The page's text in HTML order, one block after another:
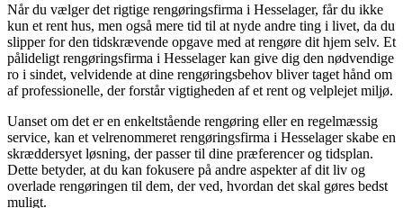
Når du vælger det rigtige rengøringsfirma i Hesselager, får du ikke
kun et rent hus, men også mere tid til at nyde andre ting i livet, da du
slipper for den tidskrævende opgave med at rengøre dit hjem selv. Et
pålideligt rengøringsfirma i Hesselager kan give dig den nødvendige
ro i sindet, velvidende at dine rengøringsbehov bliver taget hånd om
af professionelle, der forstår vigtigheden af et rent og velplejet miljø.
Uanset om det er en enkeltstående rengøring eller en regelmæssig
service, kan et velrenommeret rengøringsfirma i Hesselager skabe en
skræddersyet løsning, der passer til dine præferencer og tidsplan.
Dette betyder, at du kan fokusere på andre aspekter af dit liv og
overlade rengøringen til dem, der ved, hvordan det skal gøres bedst
muligt.